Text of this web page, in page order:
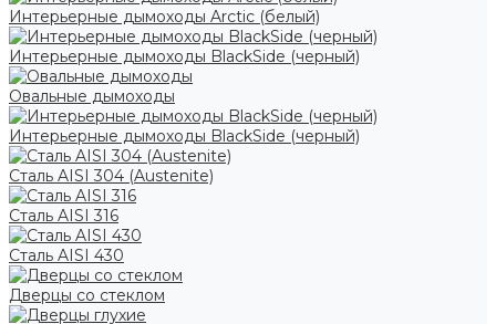
Интерьерные дымоходы Arctic (белый)
Интерьерные дымоходы BlackSide (черный)
Овальные дымоходы
Интерьерные дымоходы BlackSide (черный)
Сталь AISI 304 (Austenite)
Сталь AISI 316
Сталь AISI 430
Дверцы со стеклом